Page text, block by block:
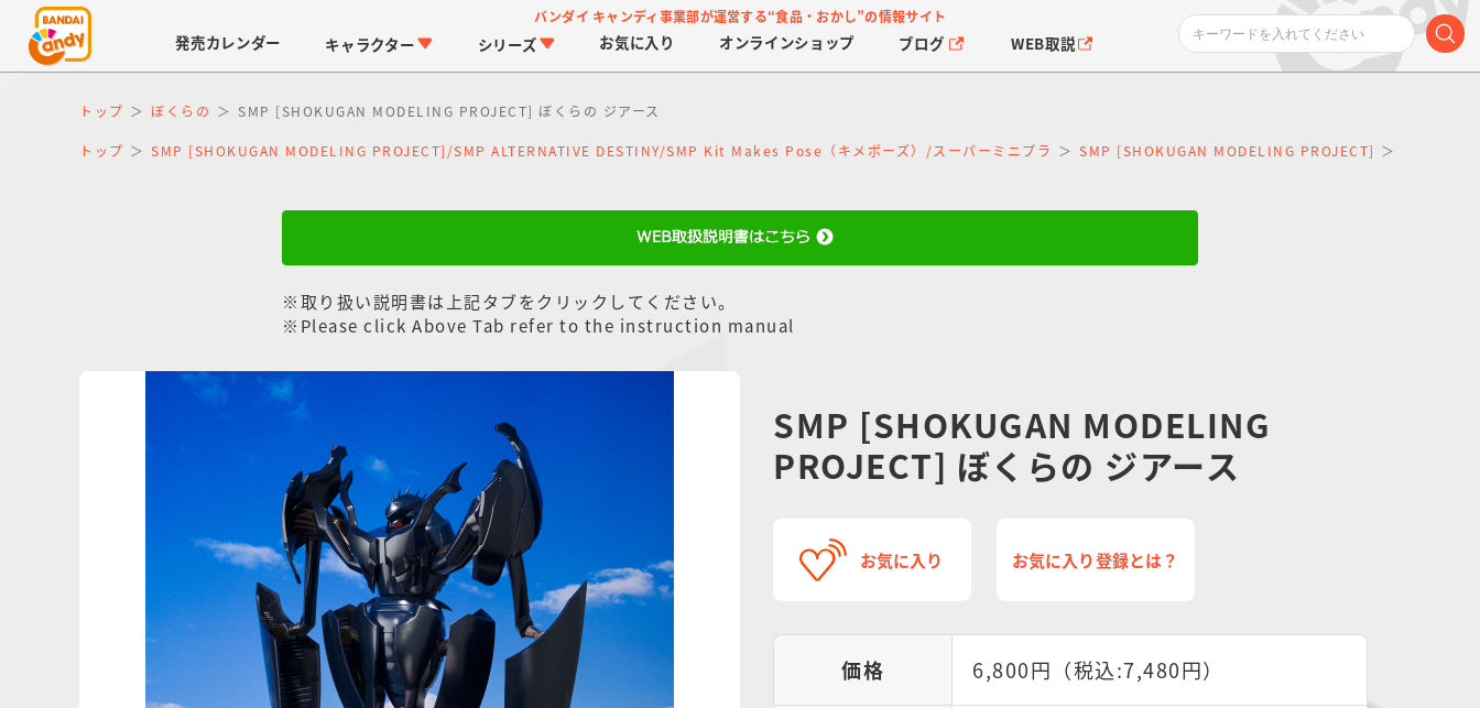
バンダイ キャンディ事業部が運営する“食品・おかし”の情報サイト
発売カレンダー キャラクター
仮面ライダーシリーズ
PROJECT R.E.D.・ス
ーパー戦隊シリーズ
シリーズ
キャラパキ つりグミ
お気に入り オンラインショップ ブログ WEB取説
トップ ぼくらの SMP [SHOKUGAN MODELING PROJECT] ぼくらの ジアース
トップ SMP [SHOKUGAN MODELING PROJECT]/SMP ALTERNATIVE DESTINY/SMP Kit Makes Pose（キメポーズ）/スーパーミニプラ SMP [SHOKUGAN MODELING PROJECT]
※取り扱い説明書は上記タブをクリックしてください。
※Please click Above Tab refer to the instruction manual
SMP [SHOKUGAN MODELING
PROJECT] ぼくらの ジアース
お気に入り お気に入り登録とは？
価格 6,800円（税込:7,480円）